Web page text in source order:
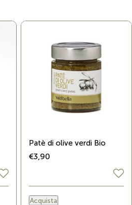
Patè di olive verdi Bio
€3,90
Acquista